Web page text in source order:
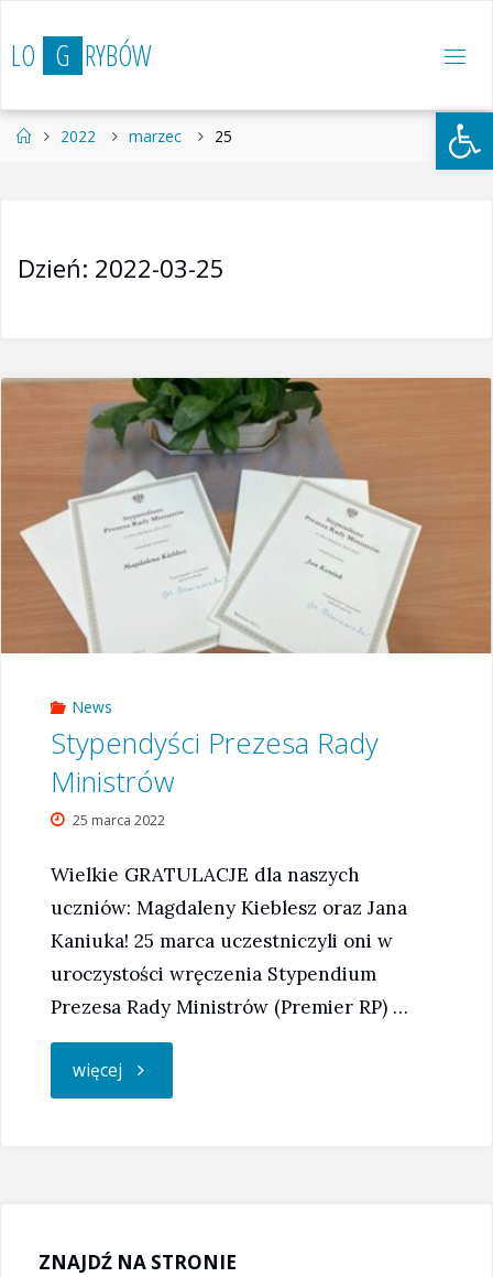
do
treści
LO G RYBÓW
Strona2022 marzec 25
Dzień: 2022-03-25
News
Stypendyści Prezesa Rady
Ministrów
25 marca 2022
Wielkie GRATULACJE dla naszych
uczniów: Magdaleny Kieblesz oraz Jana
Kaniuka! 25 marca uczestniczyli oni w
uroczystości wręczenia Stypendium
Prezesa Rady Ministrów (Premier RP) …
więcej "Stypendyści
ZNAJDŹ NA STRONIE